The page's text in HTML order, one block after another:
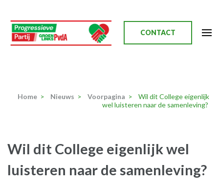
naar
inhoud
(Druk
CONTACT
Home > Nieuws > Voorpagina >
Wil dit College eigenlijk
wel luisteren naar de samenleving?
Wil dit College eigenlijk wel
luisteren naar de samenleving?